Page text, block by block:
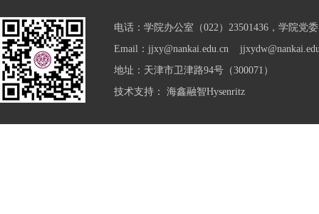
电话：学院办公室（022）23501436，学院党
Email：jjxy@nankai.edu.cn
地址：天津市卫津路94号（300071）
技术支持： 海鑫融智Hysenritz